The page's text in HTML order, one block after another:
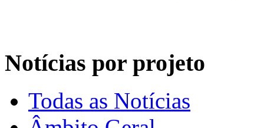
Notícias por projeto
Todas as Notícias